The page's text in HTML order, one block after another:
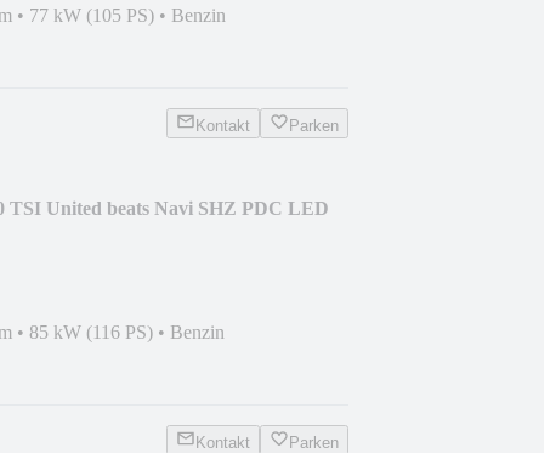
• 77 kW (105 PS) • Benzin
Kontakt Parken
TSI United beats Navi SHZ PDC LED
• 85 kW (116 PS) • Benzin
Kontakt Parken